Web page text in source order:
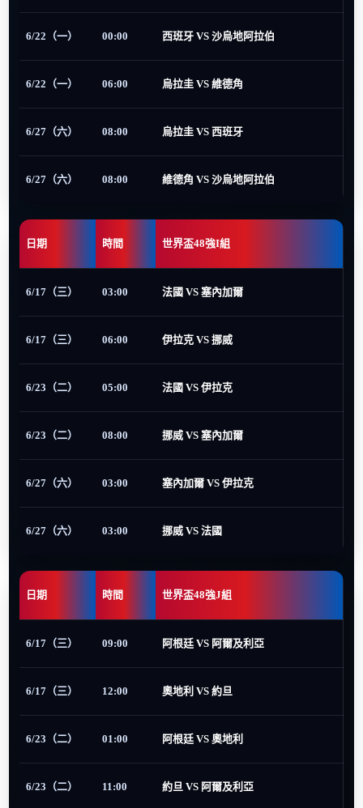
6/22（一） 00:00 西班牙 VS 沙烏地阿拉伯
6/22（一） 06:00 烏拉圭 VS 維德角
6/27（六） 08:00 烏拉圭 VS 西班牙
6/27（六） 08:00 維德角 VS 沙烏地阿拉伯
日期 時間 世界盃48強I組
6/17（三） 03:00 法國 VS 塞內加爾
6/17（三） 06:00 伊拉克 VS 挪威
6/23（二） 05:00 法國 VS 伊拉克
6/23（二） 08:00 挪威 VS 塞內加爾
6/27（六） 03:00 塞內加爾 VS 伊拉克
6/27（六） 03:00 挪威 VS 法國
日期 時間 世界盃48強J組
6/17（三） 09:00 阿根廷 VS 阿爾及利亞
6/17（三） 12:00 奧地利 VS 約旦
6/23（二） 01:00 阿根廷 VS 奧地利
6/23（二） 11:00 約旦 VS 阿爾及利亞